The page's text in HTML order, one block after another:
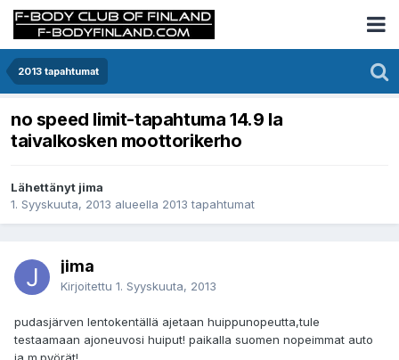
2013 tapahtumat
no speed limit-tapahtuma 14.9 la
taivalkosken moottorikerho
Lähettänyt jima
1. Syyskuuta, 2013 alueella 2013 tapahtumat
jima
Kirjoitettu 1. Syyskuuta, 2013
pudasjärven lentokentällä ajetaan huippunopeutta,tule
testaamaan ajoneuvosi huiput! paikalla suomen nopeimmat auto